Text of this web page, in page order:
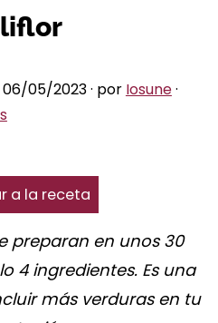
05/2023 · por Iosune·
a la receta
preparan en unos 30
4 ingredientes. Es una
más verduras en tu